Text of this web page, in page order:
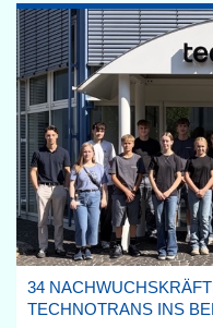
34
TECHNOTRANS INS